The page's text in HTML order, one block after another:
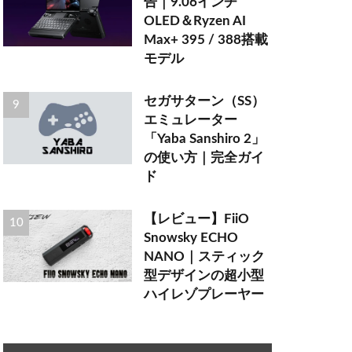
告｜9.06インチ
OLED＆Ryzen AI
Max+ 395 / 388搭載
モデル
セガサターン（SS）
エミュレーター
「Yaba Sanshiro 2」
の使い方｜完全ガイ
ド
【レビュー】FiiO
Snowsky ECHO
NANO｜スティック
型デザインの超小型
ハイレゾプレーヤー